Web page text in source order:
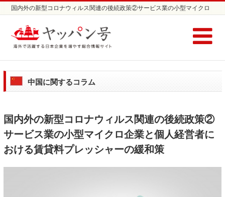
国内外の新型コロナウィルス関連の後続政策②サービス業の小型マイクロ
進出支援サイト ヤッパン号
中国に関するコラム
国内外の新型コロナウィルス関連の後続政策②
サービス業の小型マイクロ企業と個人経営者に
おける賃貸料プレッシャーの緩和策